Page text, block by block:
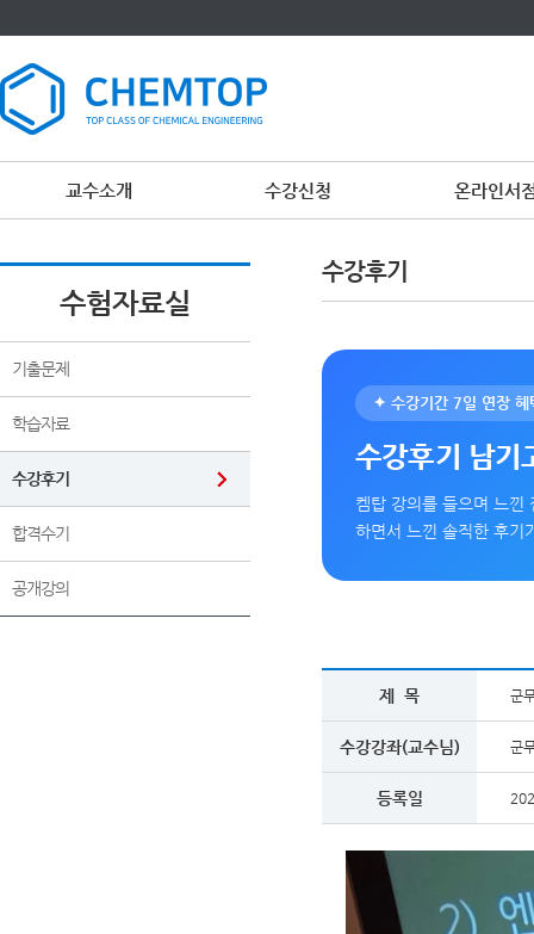
교수소개 수강신청 온라인서
수험자료실
기출문제
학습자료
수강후기
합격수기
공개강의
수강후기
✦ 수강기간 7일 연장 혜
수강후기 남
켐탑 강의를 들으며 느낀
하면서 느낀 솔직한 후기
제 목 군
수강강좌(교수님) 군
등록일